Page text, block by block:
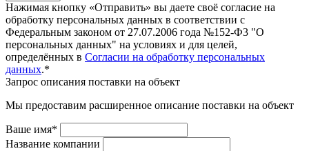
Нажимая кнопку «Отправить» вы даете своё согласие на
обработку персональных данных в соответствии с
Федеральным законом от 27.07.2006 года №152-Ф3 "О
персональных данных" на условиях и для целей,
определённых в Согласии на обработку персональных
данных.*
Запрос описания поставки на объект
Мы предоставим расширенное описание поставки на объект
Ваше имя*
Название компании